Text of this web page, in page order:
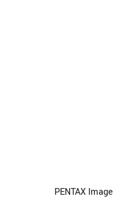
PENTAX Image